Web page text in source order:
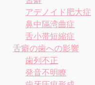
アデノイド肥大症
鼻中隔湾曲症
舌小帯短縮症
舌癖の歯への影響
歯列不正
発音不明瞭